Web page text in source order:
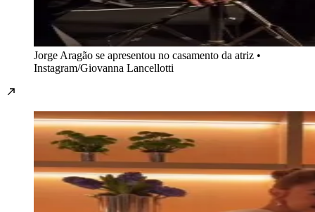
Jorge Aragão se apresentou no casamento da atriz •
Instagram/Giovanna Lancellotti